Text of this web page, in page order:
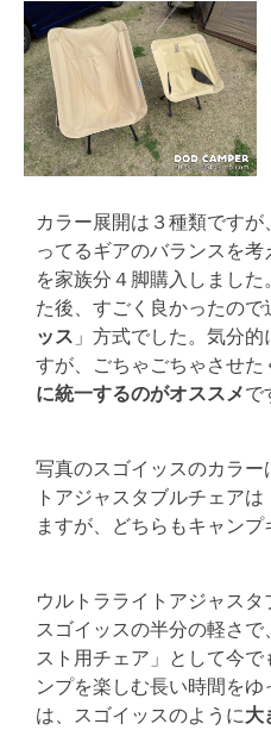
カラー展開は３種類です
ってるギアのバランスを
を家族分４脚購入しまし
た後、すごく良かったので
ッス 」方式でした。気分
すが、ごちゃごちゃさせた
に統一するのがオススメで
写真のスゴイッスのカラ
トアジャスタブルチェア
ますが、どちらもキャンプ
ウルトラライトアジャスタ
スゴイッスの半分の軽さ
スト用チェア」として今
ンプを楽しむ長い時間を
は、スゴイッスのように大